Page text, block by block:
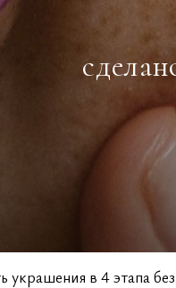
украшения в 4